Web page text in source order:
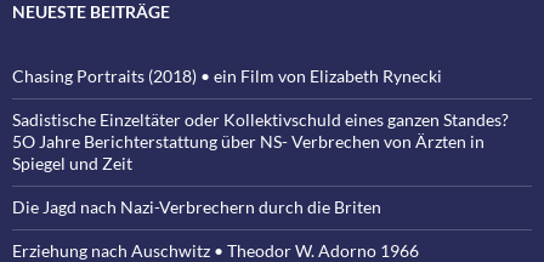
NEUESTE BEITRÄGE
Chasing Portraits (2018) • ein Film von Elizabeth Rynecki
Sadistische Einzeltäter oder Kollektivschuld eines ganzen Standes?
5O Jahre Berichterstattung über NS- Verbrechen von Ärzten in
Spiegel und Zeit
Die Jagd nach Nazi-Verbrechern durch die Briten
Erziehung nach Auschwitz • Theodor W. Adorno 1966